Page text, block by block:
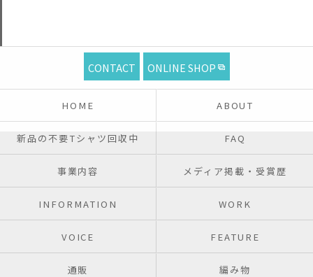
CONTACT ONLINE SHOP
HOME ABOUT
新品の不要Tシャツ回収中 FAQ
事業内容 メディア掲載・受賞歴
INFORMATION WORK
VOICE FEATURE
通販 編み物